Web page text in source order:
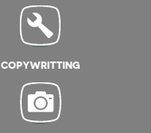
COPYWRITTING